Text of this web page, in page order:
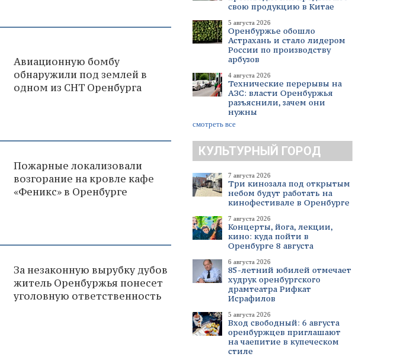
свою продукцию в Китае
5 августа 2026
Оренбуржье обошло
Астрахань и стало лидером
России по производству
арбузов
4 августа 2026
Технические перерывы на
АЗС: власти Оренбуржья
разъяснили, зачем они
нужны
смотреть все
КУЛЬТУРНЫЙ ГОРОД
7 августа 2026
Три кинозала под открытым
небом будут работать на
кинофестивале в Оренбурге
7 августа 2026
Концерты, йога, лекции,
кино: куда пойти в
Оренбурге 8 августа
6 августа 2026
85-летний юбилей отмечает
худрук оренбургского
драмтеатра Рифкат
Исрафилов
5 августа 2026
Вход свободный: 6 августа
оренбуржцев приглашают
на чаепитие в купеческом
стиле
Авиационную бомбу
обнаружили под землей в
одном из СНТ Оренбурга
Пожарные локализовали
возгорание на кровле кафе
«Феникс» в Оренбурге
За незаконную вырубку дубов
житель Оренбуржья понесет
уголовную ответственность